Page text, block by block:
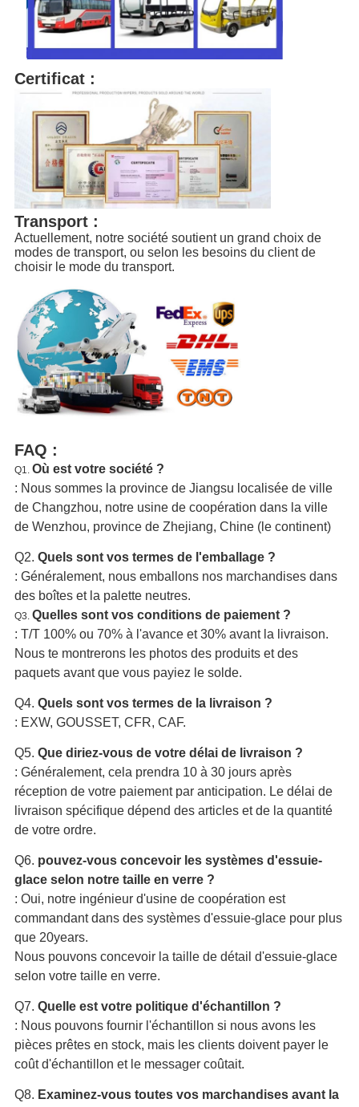
Certificat :
Transport :
Actuellement, notre société soutient un grand choix de
modes de transport, ou selon les besoins du client de
choisir le mode du transport.
FAQ :
Q1. Où est votre société ?
: Nous sommes la province de Jiangsu localisée de ville
de Changzhou, notre usine de coopération dans la ville
de Wenzhou, province de Zhejiang, Chine (le continent)
Q2. Quels sont vos termes de l'emballage ?
: Généralement, nous emballons nos marchandises dans
des boîtes et la palette neutres.
Q3. Quelles sont vos conditions de paiement ?
: T/T 100% ou 70% à l'avance et 30% avant la livraison.
Nous te montrerons les photos des produits et des
paquets avant que vous payiez le solde.
Q4. Quels sont vos termes de la livraison ?
: EXW, GOUSSET, CFR, CAF.
Q5. Que diriez-vous de votre délai de livraison ?
: Généralement, cela prendra 10 à 30 jours après
réception de votre paiement par anticipation. Le délai de
livraison spécifique dépend des articles et de la quantité
de votre ordre.
Q6. pouvez-vous concevoir les systèmes d'essuie-
glace selon notre taille en verre ?
: Oui, notre ingénieur d'usine de coopération est
commandant dans des systèmes d'essuie-glace pour plus
que 20years.
Nous pouvons concevoir la taille de détail d'essuie-glace
selon votre taille en verre.
Q7. Quelle est votre politique d'échantillon ?
: Nous pouvons fournir l'échantillon si nous avons les
pièces prêtes en stock, mais les clients doivent payer le
coût d'échantillon et le messager coûtait.
Q8. Examinez-vous toutes vos marchandises avant la